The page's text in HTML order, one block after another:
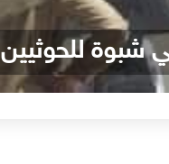
شبوة للحوثيين